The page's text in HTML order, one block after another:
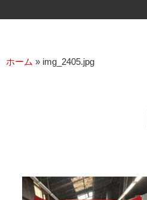
ホーム » img_2405.jpg